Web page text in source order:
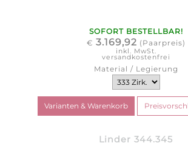
SOFORT BESTELLBAR!
€ 3.169,92 (Paarpreis)
inkl. MwSt.
versandkostenfrei
Material / Legierung
Linder 344.345